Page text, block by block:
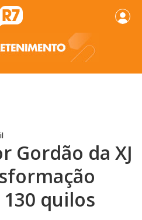
Gordão da XJ
quilos